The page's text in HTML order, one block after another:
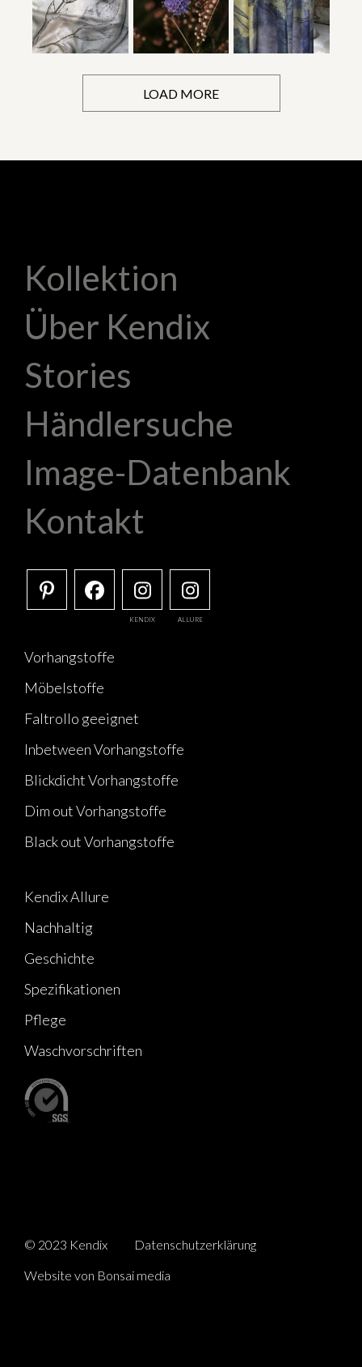
LOAD MORE
Kollektion
Über Kendix
Stories
Händlersuche
Image-Datenbank
Kontakt
KENDIX ALLURE
Vorhangstoffe
Möbelstoffe
Faltrollo geeignet
Inbetween Vorhangstoffe
Blickdicht Vorhangstoffe
Dim out Vorhangstoffe
Black out Vorhangstoffe
Kendix Allure
Nachhaltig
Geschichte
Spezifikationen
Pflege
Waschvorschriften
© 2023 Kendix
Datenschutzerklärung
Website von Bonsai media